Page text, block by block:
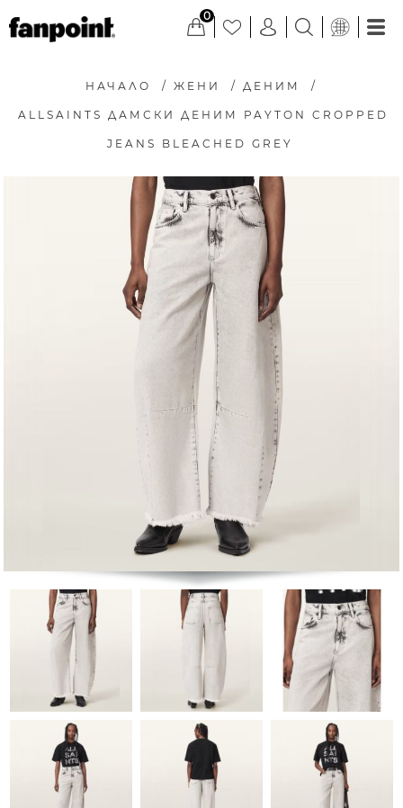
0
НАЧАЛО / ЖЕНИ / ДЕНИМ /
ALLSAINTS ДАМСКИ ДЕНИМ PAYTON CROPPED
JEANS BLEACHED GREY